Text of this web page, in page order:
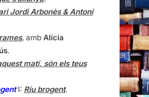
Jordi Arbonès & Antoni
, amb Alícia
.
matí, són els teus
I: Riu brogent.